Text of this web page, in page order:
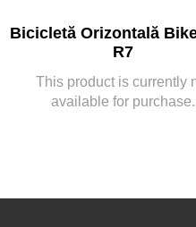
Bicicletă Orizontală
R7
This product is currently
available for purchase.